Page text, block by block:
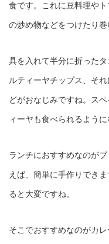
食です。これに豆料理や
の炒め物などをつけたり巻
具を入れて半分に折った
ルティーヤチップス、そ
どがおなじみですね。ス
ィーヤも食べられるように
ランチにおすすめなのが
えば、簡単に手作りでき
ると大変ですね。
そこでおすすめなのがカ